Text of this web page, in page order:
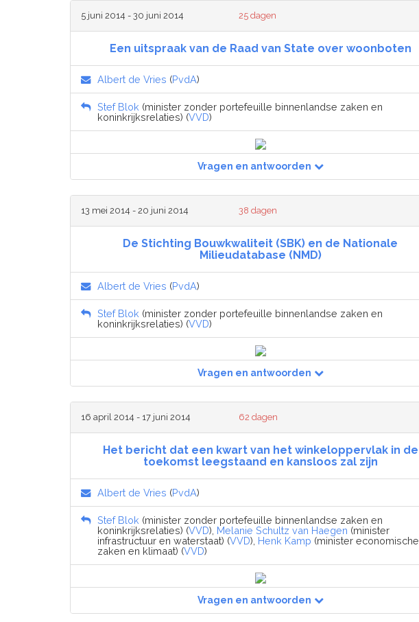
5 juni 2014 - 30 juni 2014 25 dagen
Een uitspraak van de Raad van State over woonboten
Albert de Vries (PvdA)
Stef Blok (minister zonder portefeuille binnenlandse zaken en
koninkrijksrelaties) (VVD)
Vragen en antwoorden
13 mei 2014 - 20 juni 2014 38 dagen
De Stichting Bouwkwaliteit (SBK) en de Nationale
Milieudatabase (NMD)
Albert de Vries (PvdA)
Stef Blok (minister zonder portefeuille binnenlandse zaken en
koninkrijksrelaties) (VVD)
Vragen en antwoorden
16 april 2014 - 17 juni 2014 62 dagen
Het bericht dat een kwart van het winkeloppervlak in de
toekomst leegstaand en kansloos zal zijn
Albert de Vries (PvdA)
Stef Blok (minister zonder portefeuille binnenlandse zaken en
koninkrijksrelaties) (VVD), Melanie Schultz van Haegen (minister
infrastructuur en waterstaat) (VVD), Henk Kamp (minister economische
zaken en klimaat) (VVD)
Vragen en antwoorden